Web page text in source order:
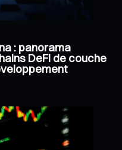
: panorama
DeFi de couche